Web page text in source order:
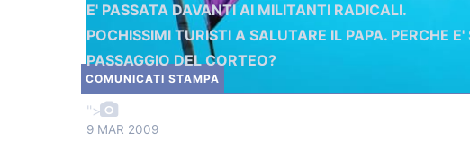
COMUNICATI STAMPA
E' PASSATA DAVANTI AI MILITANTI RADICALI.
POCHISSIMI TURISTI A SALUTARE IL PAPA. PERCHE
PASSAGGIO DEL CORTEO?
">
9 MAR 2009